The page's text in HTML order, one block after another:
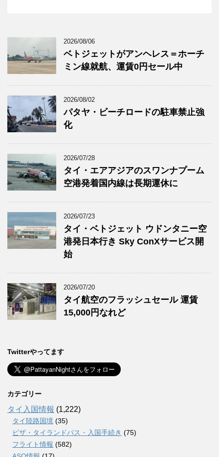
2026/08/06
ベトジェットがアンヘレス＝ホーチ
ミン線就航、運賃0円セール中
2026/08/02
パタヤ・ビーチロードの駐車禁止強
化
2026/07/28
タイ・エアアジアのスワンナプーム
空港発着国内線は長期運休に
2026/07/23
タイ・ベトジェット ウドンタニー空
港発日本行き Sky ConXサービス開
始
2026/07/20
タイ航空のフラッシュセール 運賃
15,000円なれど
Twitterやってます
カテゴリー
タイ入国情報 (1,222)
タイ陸路国境 (35)
ビザ・タイランドパス・入国手続き (75)
フライト情報 (582)